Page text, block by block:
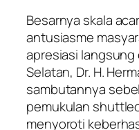
​Besarnya skala
antusiasme
apresiasi langsung
Selatan, Dr. H.
sambutannya
pemukulan
menyoroti